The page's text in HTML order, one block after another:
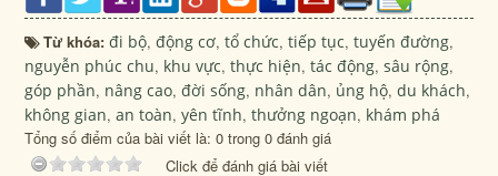
Từ khóa:đi bộ,động cơ,tổ chức,tiếp tục,tuyến đường,
nguyễn phúc chu, khu vực,thực hiện,tác động,sâu rộng,
góp phần, nâng cao,đời sống, nhân dân, ủng hộ,du khách,
không gian,an toàn,yên tĩnh,thưởng ngoạn, khám phá
Tổng số điểm của bài viết là: 0 trong 0 đánh giá
Click để đánh giá bài viết